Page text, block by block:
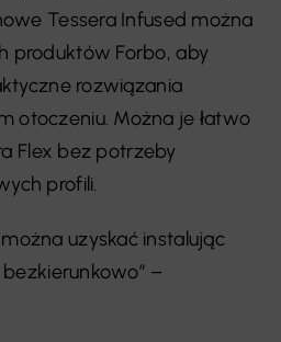
Tessera Infused można
produktów Forbo, aby
rozwiązania
otoczeniu. Można je łatwo
Flex bez potrzeby
profili.
uzyskać instalując
–